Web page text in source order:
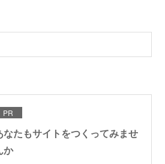
PR
なたもサイトをつくってみませ
か